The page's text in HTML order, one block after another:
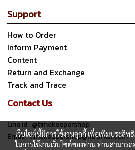
Support
How to Order
Inform Payment
Content
Return and Exchange
Track and Trace
Contact Us
Line id : @timekeepershop
Email : timekeepershop@hotmail.com
เว็บไซต์นี้มีการใช้งานคุกกี้ เพื่อเพิ่มประสิ
ในการใช้งานเว็บไซต์ของท่าน ท่านสามาร